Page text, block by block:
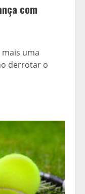
com
uma
derrotar o